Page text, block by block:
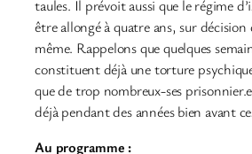
taules. Il prévoit aussi que le régime
être allongé à quatre ans, sur
même. Rappelons que quelques
constituent déjà une torture
que de trop nombreux-ses
déjà pendant des années bien avant
Au programme :